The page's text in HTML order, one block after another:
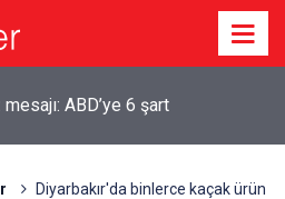
yeniden açılıyor: Tarih belli
Diyarbakır'da binlerce kaçak ürün